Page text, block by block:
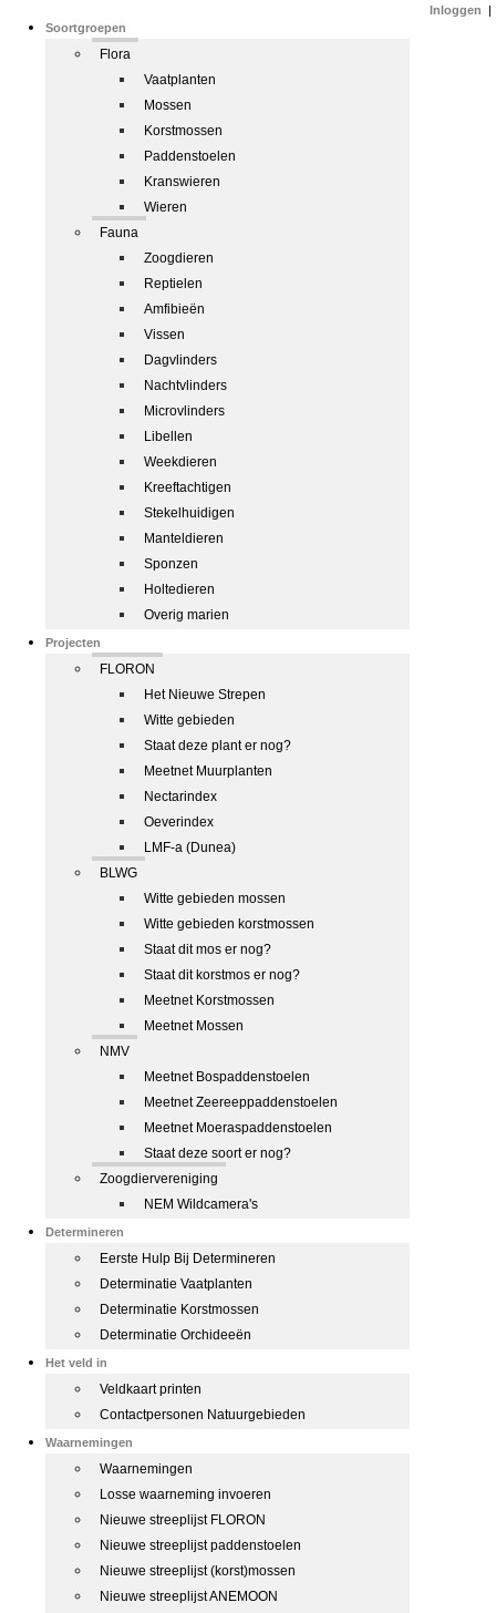
Soortgroepen
Flora
Vaatplanten
Mossen
Korstmossen
Paddenstoelen
Kranswieren
Wieren
Fauna
Zoogdieren
Reptielen
Amfibieën
Vissen
Dagvlinders
Nachtvlinders
Microvlinders
Libellen
Weekdieren
Kreeftachtigen
Stekelhuidigen
Manteldieren
Sponzen
Holtedieren
Overig marien
Projecten
FLORON
Het Nieuwe Strepen
Witte gebieden
Staat deze plant er nog?
Meetnet Muurplanten
Nectarindex
Oeverindex
LMF-a (Dunea)
BLWG
Witte gebieden mossen
Witte gebieden korstmossen
Staat dit mos er nog?
Staat dit korstmos er nog?
Meetnet Korstmossen
Meetnet Mossen
NMV
Meetnet Bospaddenstoelen
Meetnet Zeereeppaddenstoelen
Meetnet Moeraspaddenstoelen
Staat deze soort er nog?
Zoogdiervereniging
NEM Wildcamera's
Determineren
Eerste Hulp Bij Determineren
Determinatie Vaatplanten
Determinatie Korstmossen
Determinatie Orchideeën
Het veld in
Veldkaart printen
Contactpersonen Natuurgebieden
Waarnemingen
Waarnemingen
Losse waarneming invoeren
Nieuwe streeplijst FLORON
Nieuwe streeplijst paddenstoelen
Nieuwe streeplijst (korst)mossen
Nieuwe streeplijst ANEMOON
Inloggen |